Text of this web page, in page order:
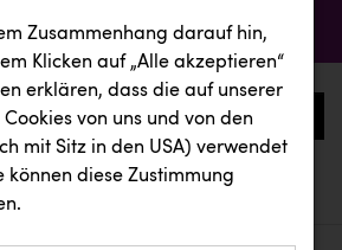
0
Zusammenhang darauf hin,
Klicken auf „Alle akzeptieren“
erklären, dass die auf unserer
von uns und von den
mit Sitz in den USA) verwendet
können diese Zustimmung